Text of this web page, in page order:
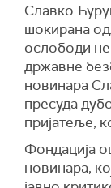
Славко
шокирана
ослободи
државне
новинара
пресуда
пријатеље,
Фондација
новинара,